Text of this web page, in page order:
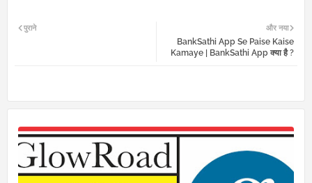
atsa
और नया
BankSathi App Se Paise Kaise
Kamaye | BankSathi App क्या है ?
पुराने